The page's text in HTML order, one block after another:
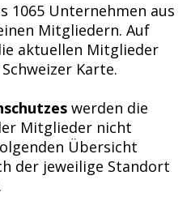
1065 Unternehmen aus
Mitgliedern. Auf
aktuellen Mitglieder
Karte.
werden die
Mitglieder nicht
Übersicht
der jeweilige Standort